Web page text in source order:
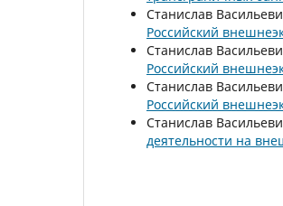
Станислав
Российский
Станислав
Российский
Станислав
Российский
Станислав
деятельности на